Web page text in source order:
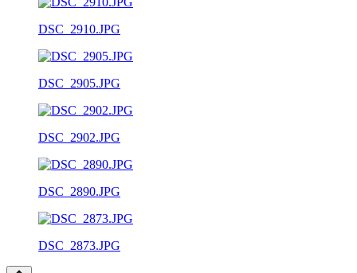
DSC_2910.JPG
DSC_2905.JPG
DSC_2902.JPG
DSC_2890.JPG
DSC_2873.JPG